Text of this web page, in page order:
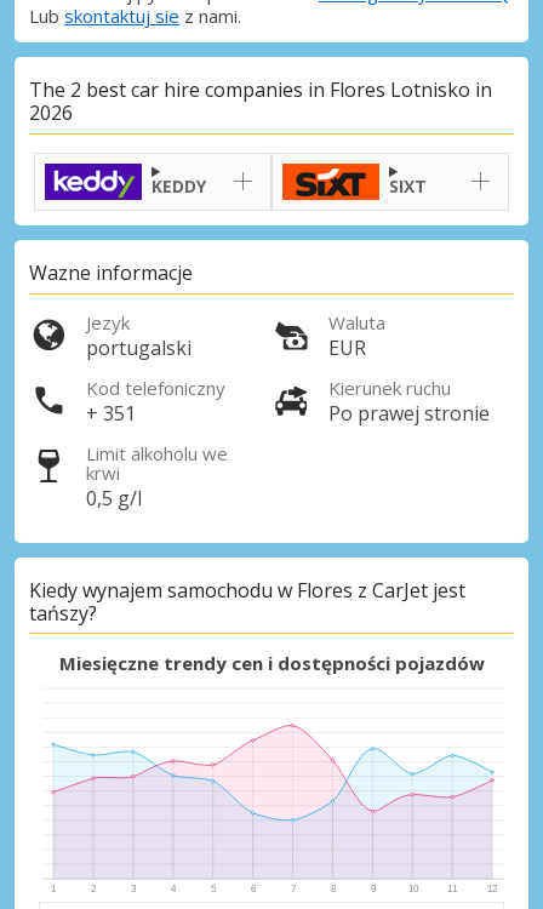
Najlepsze oszczędności
partnerów
Zaloguj się przez eLink
Lub skontaktuj sie z nami.
The 2 best car hire companies in Flores Lotnisko in
2026
KEDDY SIXT
Wazne informacje
Jezyk
portugalski
Waluta
EUR
Kod telefoniczny
+ 351
Kierunek ruchu
Po prawej stronie
Limit alkoholu we
krwi
0,5 g/l
Kiedy wynajem samochodu w Flores z CarJet jest
tańszy?
Miesięczne trendy cen i dostępności pojazdów